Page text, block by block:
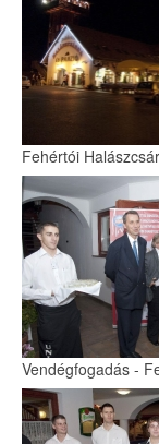
Fehértói
Vendégfogadás -